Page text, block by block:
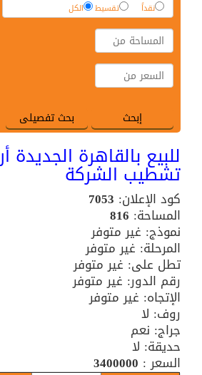
نقداً تقسيط الكل
تشطيب الشركة
كود الإعلان: 7053
المساحة: 816
نموذج: غير متوفر
المرحلة: غير متوفر
تطل على: غير متوفر
رقم الدور: غير متوفر
الإتجاه: غير متوفر
روف: لا
جراج: نعم
حديقة: لا
السعر : 3400000